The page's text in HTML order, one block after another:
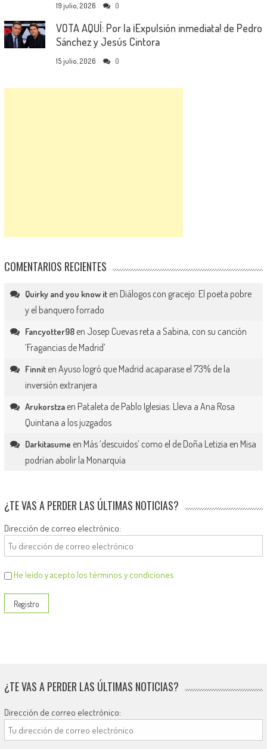
19 julio, 2026 0
VOTA AQUÍ: Por la ¡Expulsión inmediata! de Pedro
Sánchez y Jesús Cintora
15 julio, 2026 0
COMENTARIOS RECIENTES
Quirky and you know iten Diálogos con gracejo: El poeta pobre
y el banquero forrado
Fancyotter98en Josep Cuevas reta a Sabina, con su canción
‘Fragancias de Madrid’
Finniten Ayuso logró que Madrid acaparase el 73% de la
inversión extranjera
Arukorstzaen Pataleta de Pablo Iglesias: Lleva a Ana Rosa
Quintana a los juzgados
Darkitasume en Más ‘descuidos’ como el de Doña Letizia en Misa
podrían abolir la Monarquía
¿TE VAS A PERDER LAS ÚLTIMAS NOTICIAS?
Dirección de correo electrónico:
He leído y acepto los términos y condiciones
¿TE VAS A PERDER LAS ÚLTIMAS NOTICIAS?
Dirección de correo electrónico: